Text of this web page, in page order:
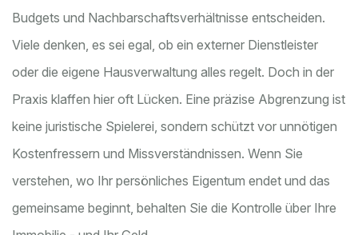
Budgets und Nachbarschaftsverhältnisse entscheiden.
Viele denken, es sei egal, ob ein externer Dienstleister
oder die eigene Hausverwaltung alles regelt. Doch in der
Praxis klaffen hier oft Lücken. Eine präzise Abgrenzung ist
keine juristische Spielerei, sondern schützt vor unnötigen
Kostenfressern und Missverständnissen. Wenn Sie
verstehen, wo Ihr persönliches Eigentum endet und das
gemeinsame beginnt, behalten Sie die Kontrolle über Ihre